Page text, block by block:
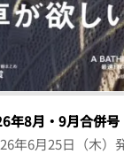
年8月・9月合併号
年6月25日（木）